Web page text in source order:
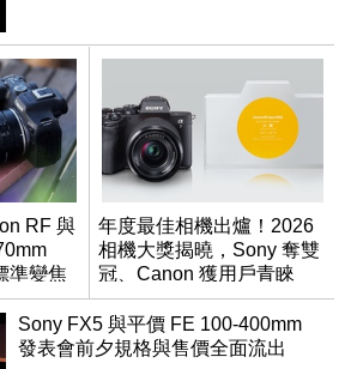
RF 與
準變焦
年度最佳相機出爐！2026
相機大獎揭曉，Sony 奪雙
冠、Canon 獲用戶青睞
Sony FX5 與平價 FE 100-400mm
發表會前夕規格與售價全面流出